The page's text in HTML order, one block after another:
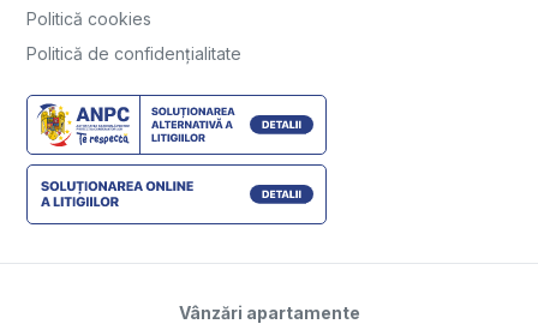
Politică cookies
Politică de confidențialitate
Vânzări apartamente